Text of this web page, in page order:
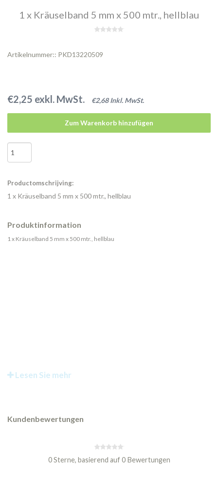
1 x Kräuselband 5 mm x 500 mtr., hellblau
Artikelnummer:: PKD13220509
€2,25 exkl. MwSt. €2,68 Inkl. MwSt.
Zum Warenkorb hinzufügen
Productomschrijving:
1 x Kräuselband 5 mm x 500 mtr., hellblau
Produktinformation
1 x Kräuselband 5 mm x 500 mtr., hellblau
Lesen Sie mehr
Kundenbewertungen
0 Sterne, basierend auf 0 Bewertungen